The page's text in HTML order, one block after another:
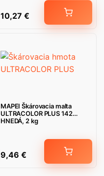
10,27 €
MAPEI Škárovacia malta
ULTRACOLOR PLUS 142
HNEDÁ, 2 kg
9,46 €